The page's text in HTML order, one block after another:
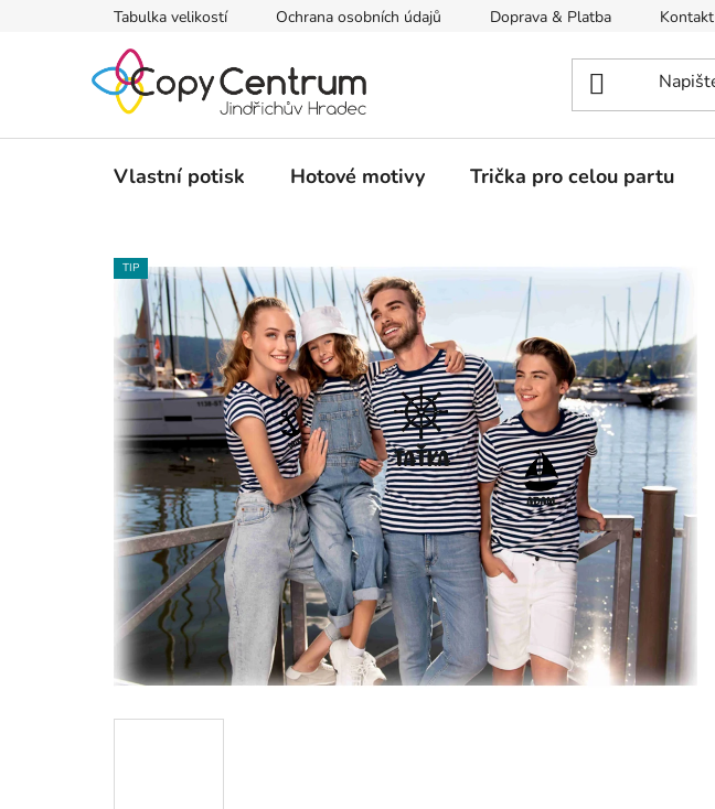
Tabulka velikostí Ochrana osobních údajů Doprava & Platba Kontakt
Vlastní potisk Hotové motivy Trička pro celou partu
TIP